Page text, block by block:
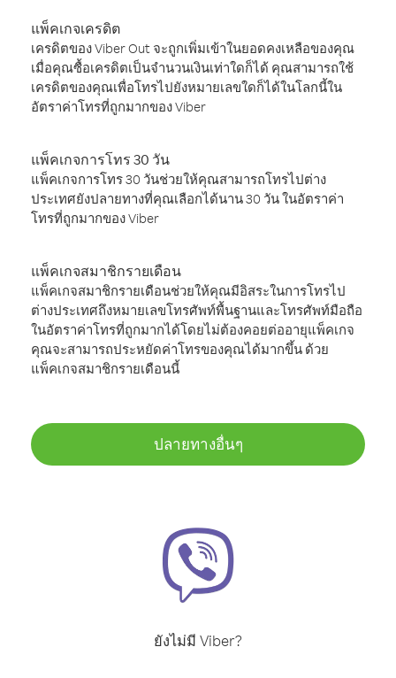
แพ็คเกจเครดิต
เครดิตของ Viber Out จะถูกเพิ่มเข้าในยอดคงเหลือของคุณ
เมื่อคุณซื้อเครดิตเป็นจำนวนเงินเท่าใดก็ได้ คุณสามารถใช้
เครดิตของคุณเพื่อโทรไปยังหมายเลขใดก็ได้ในโลกนี้ใน
อัตราค่าโทรที่ถูกมากของ Viber
แพ็คเกจการโทร 30 วัน
แพ็คเกจการโทร 30 วันช่วยให้คุณสามารถโทรไปต่าง
ประเทศยังปลายทางที่คุณเลือกได้นาน 30 วัน ในอัตราค่า
โทรที่ถูกมากของ Viber
แพ็คเกจสมาชิกรายเดือน
แพ็คเกจสมาชิกรายเดือนช่วยให้คุณมีอิสระในการโทรไป
ต่างประเทศถึงหมายเลขโทรศัพท์พื้นฐานและโทรศัพท์มือถือ
ในอัตราค่าโทรที่ถูกมากได้โดยไม่ต้องคอยต่ออายุแพ็คเกจ
คุณจะสามารถประหยัดค่าโทรของคุณได้มากขึ้น ด้วย
แพ็คเกจสมาชิกรายเดือนนี้
ปลายทางอื่นๆ
ยังไม่มี Viber?